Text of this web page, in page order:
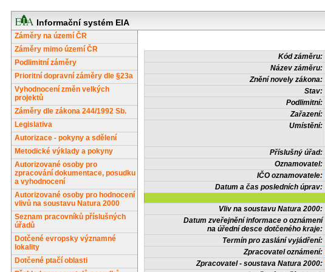
Informační systém EIA
Záměry na území ČR
Záměry mimo území ČR
Podlimitní záměry
Prioritní dopravní záměry dle §23a
Vyhodnocení změn velkých
projektů
Záměry dle zákona 244/1992 Sb.
Legislativa
Autorizace - pokyny a sdělení
Metodické výklady a pokyny
Autorizované osoby pro
zpracování dokumentace, posudku
a vyhodnocení
Autorizované osoby pro hodnocení
vlivů na soustavu Natura 2000
Seznam pracovníků příslušných
úřadů
Dotčené evropsky významné
lokality
Dotčené ptačí oblasti
Kód záměru:
Název záměru:
Znění novely zákona:
Stav:
Podlimitní:
Zařazení:
Umístění:
Příslušný úřad:
Oznamovatel:
IČO oznamovatele:
Datum a čas posledních úprav:
Vliv na soustavu Natura 2000:
Datum zveřejnění informace o oznámení
na úřední desce dotčeného kraje:
Termín pro zaslání vyjádření:
Zpracovatel oznámení:
Zpracovatel - soustava Natura 2000: